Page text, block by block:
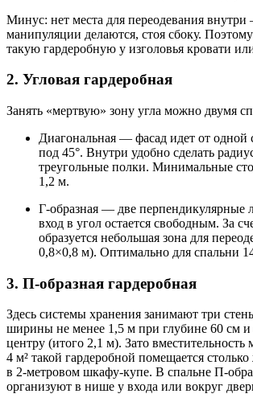
Минус: нет места для переодевания
манипуляции делаются, стоя сбоку.
такую гардеробную у изголовья кровати
2. Угловая гардеробная
Занять «мертвую» зону угла можно двумя
Диагональная — фасад идет от одной
под 45°. Внутри удобно сделать
треугольные полки. Минимальные
1,2 м.
Г-образная — две перпендикулярные
вход в угол остается свободным. За
образуется небольшая зона для
0,8×0,8 м). Оптимально для спальни
3. П-образная гардеробная
Здесь системы хранения занимают три
ширины не менее 1,5 м при глубине 60 см и
центру (итого 2,1 м). Зато
4 м² такой гардеробной помещается
в 2-метровом шкафу-купе. В спальне П-
организуют в нише у входа или вокруг